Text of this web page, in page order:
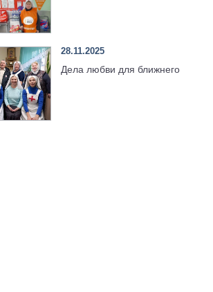
28.11.2025
Дела любви для ближнего